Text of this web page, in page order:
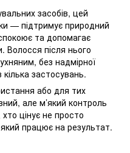
засобів, цей
— підтримує природний
та допомагає
Волосся після нього
без надмірної
застосувань.
або для тих
але м’який контроль
цінує не просто
працює на результат.